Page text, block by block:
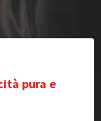
pura e